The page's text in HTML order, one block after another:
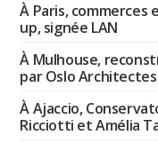
À Paris,
up, signée LAN
À Mulhouse,
par Oslo Architectes
À Ajaccio,
Ricciotti et Amélia